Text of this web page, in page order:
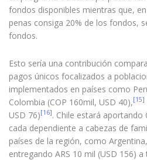
fondos disponibles mientras que,
penas consiga 20% de los fondos,
fondos.
Esto sería una contribución
pagos únicos focalizados a
implementados en países como
Colombia (COP 160mil, USD 40),[15]
USD 76)[16]. Chile estará aportando
cada dependiente a cabezas de
países de la región, como
entregando ARS 10 mil (USD 156)